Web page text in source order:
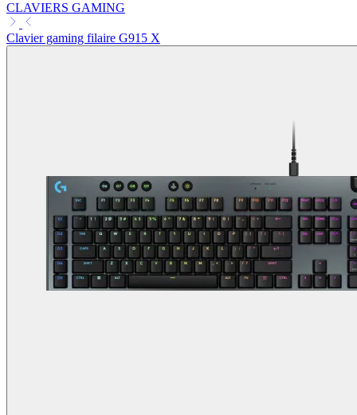
CLAVIERS GAMING
Clavier gaming filaire G915 X